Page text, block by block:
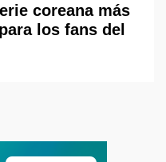
coreana más
los fans del